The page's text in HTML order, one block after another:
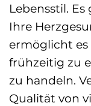
Lebensstil.
Ihre
ermöglicht es
frühzeitig zu
zu handeln.
Qualität von